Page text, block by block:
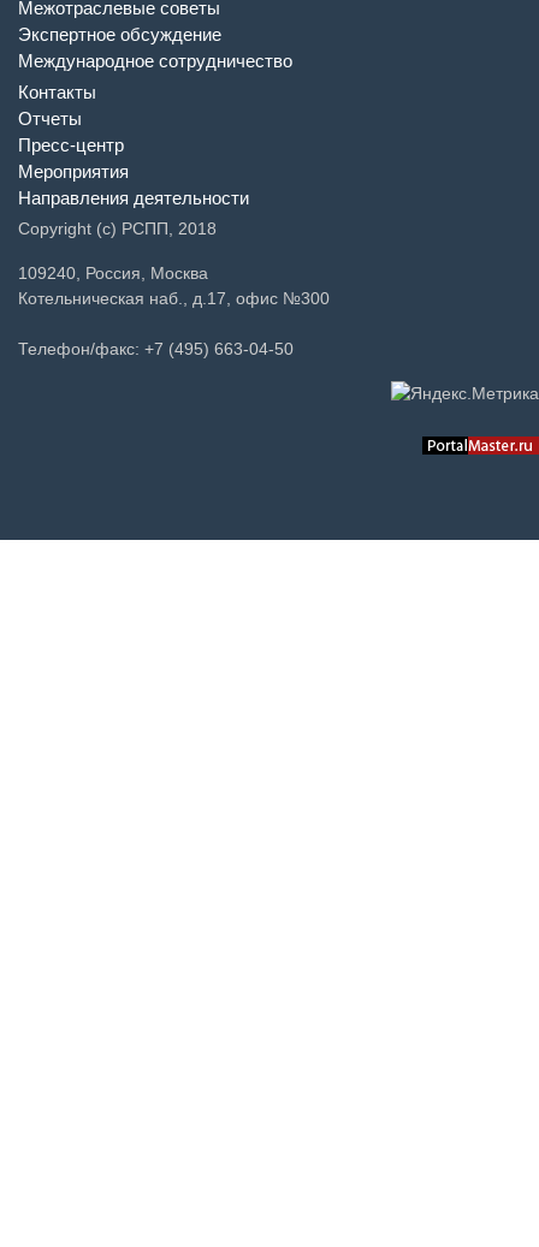
Межотраслевые советы
Экспертное обсуждение
Международное сотрудничество
Контакты
Отчеты
Пресс-центр
Мероприятия
Направления деятельности
Copyright (c) РСПП, 2018
109240, Россия, Москва
Котельническая наб., д.17, офис №300
Телефон/факс: +7 (495) 663-04-50